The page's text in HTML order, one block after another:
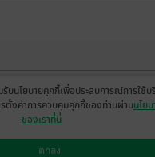
รับนโยบายคุกกี้เพื่อประสบการณ์การใช้
ตั้งค่าการควบคุมคุกกี้ของท่านผ่านนโย
ของเราที่นี่
ตกลง